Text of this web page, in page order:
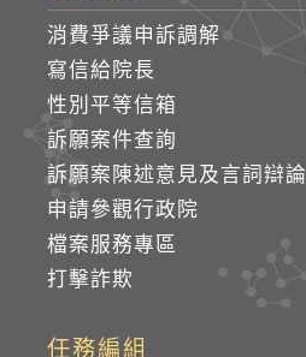
消費爭議申訴調解
寫信給院長
性別平等信箱
訴願案件查詢
訴願案陳述意見及言詞辯論
申請參觀行政院
檔案服務專區
打擊詐欺
任務編組